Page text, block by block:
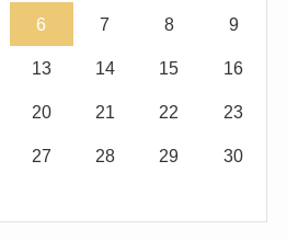
6 7 8 9
13 14 15 16
20 21 22 23
27 28 29 30